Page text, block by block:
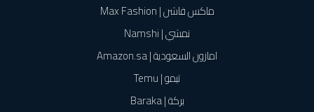
ماكس فاشن | Max Fashion
نمشي | Namshi
امازون السعودية | Amazon.sa
تيمو | Temu
بركة | Baraka